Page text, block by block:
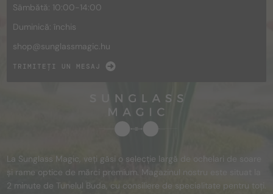
Sâmbătă: 10:00-14:00
Duminică: închis
shop@sunglassmagic.hu
TRIMITEȚI UN MESAJ
La Sunglass Magic, veți găsi o selecție largă de ochelari de soare
și rame optice de mărci premium. Magazinul nostru este situat la
2 minute de Tunelul Buda, cu consiliere de specialitate pentru toți.